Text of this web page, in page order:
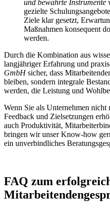
und bewährte Instrumente
gezielte
Ziele klar gesetzt,
Maßnahmen konsequent
werden.
Durch die Kombination aus
langjähriger Erfahrung und
GmbHsicher, dass
bleiben, sondern integrale
werden, die Leistung und
Wenn Sie als Unternehmen
Feedback und Zielsetzungen
auch Produktivität,
bringen wir unser Know-how
ein unverbindliches
FAQ zum